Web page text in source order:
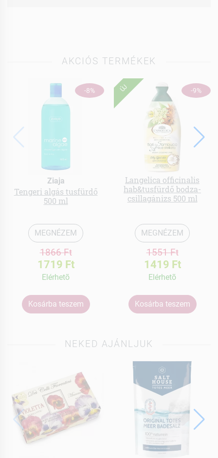
AKCIÓS TERMÉKEK
-8%
Ziaja
Tengeri algás tusfürdő
500 ml
MEGNÉZEM
1866 Ft
1719 Ft
Elérhetõ
Kosárba teszem
-9%
ÚJ
Langelica officinalis
hab&tusfürdő bodza-
csillagánizs 500 ml
MEGNÉZEM
1551 Ft
1419 Ft
Elérhetõ
Kosárba teszem
NEKED AJÁNLJUK